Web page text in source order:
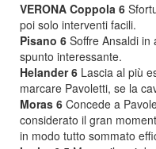
VERONA Coppola 6
poi solo interventi facili.
Pisano 6 Soffre Ansaldi in
spunto interessante.
Helander 6 Lascia al più
marcare Pavoletti, se la
Moras 6 Concede a
considerato il gran
in modo tutto sommato